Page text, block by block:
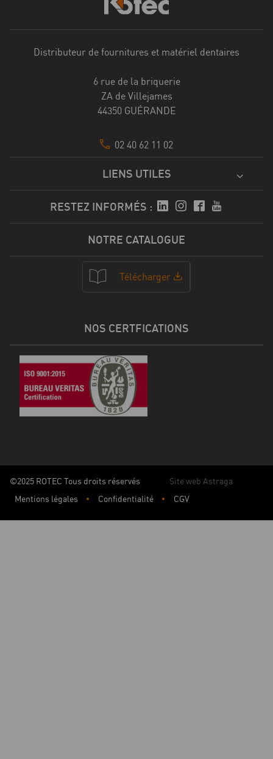
Distributeur de fournitures et matériel dentaires
6 rue de la briquerie
ZA de Villejames
44350 GUÉRANDE
02 40 62 11 02
LIENS UTILES
RESTEZ INFORMÉS :
NOTRE CATALOGUE
Télécharger
NOS CERTFICATIONS
©2025 ROTEC Tous droits réservés
Site web Astraga
Mentions légales
Confidentialité CGV